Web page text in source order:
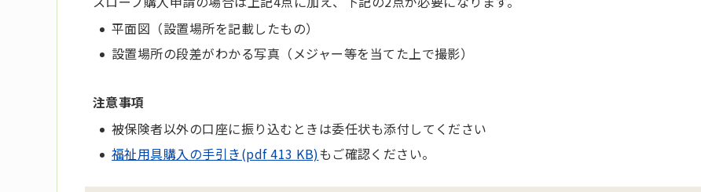
平面図（設置場所を記載したもの）
設置場所の段差がわかる写真（メジャー等を当てた上で撮影）
注意事項
被保険者以外の口座に振り込むときは委任状も添付してください
福祉用具購入の手引き(pdf 413 KB)もご確認ください。